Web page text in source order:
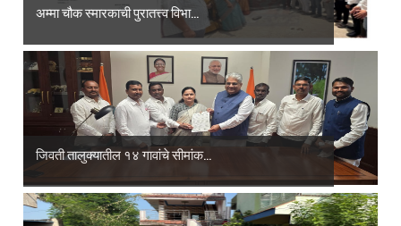
अम्मा चौक स्मारकाची पुरातत्त्व विभा...
जिवती तालुक्यातील १४ गावांचे सीमांक...